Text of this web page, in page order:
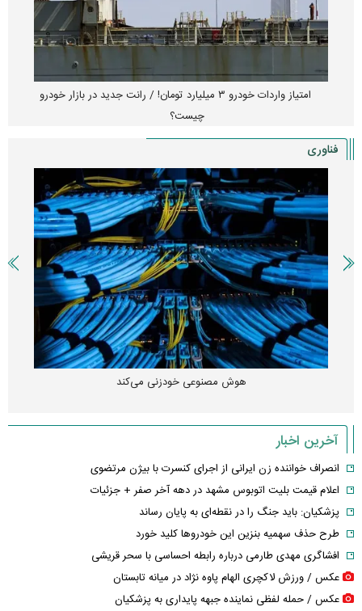
امتیاز واردات خودرو ۳ میلیارد تومان! / رانت جدید در بازار خودرو
چیست؟
فناوری
هوش مصنوعی خودزنی می‌کند
آخرین اخبار
انصراف خواننده زن ایرانی از اجرای کنسرت با بیژن مرتضوی
اعلام قیمت بلیت اتوبوس مشهد در دهه آخر صفر + جزئیات
پزشکیان: باید جنگ را در نقطه‌ای به پایان رساند
طرح حذف سهمیه بنزین این خودرو‌ها کلید خورد
افشاگری مهدی طارمی درباره رابطه احساسی با سحر قریشی
عکس / ورزش لاکچری الهام پاوه نژاد در میانه تابستان
عکس / حمله لفظی نماینده جبهه پایداری به پزشکیان